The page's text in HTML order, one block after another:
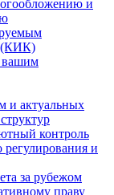
и
(КИК)
вашим
и актуальных
контроль
регулирования и
за рубежом
праву